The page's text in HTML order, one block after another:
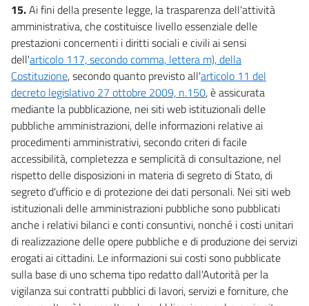
15.Ai fini della presente legge, la trasparenza dell'attività
amministrativa, che costituisce livello essenziale delle
prestazioni concernenti i diritti sociali e civili ai sensi
dell'articolo 117, secondo comma, lettera m), della
Costituzione, secondo quanto previsto all'articolo 11 del
decreto legislativo 27 ottobre 2009, n.150, è assicurata
mediante la pubblicazione, nei siti web istituzionali delle
pubbliche amministrazioni, delle informazioni relative ai
procedimenti amministrativi, secondo criteri di facile
accessibilità, completezza e semplicità di consultazione, nel
rispetto delle disposizioni in materia di segreto di Stato, di
segreto d'ufficio e di protezione dei dati personali. Nei siti web
istituzionali delle amministrazioni pubbliche sono pubblicati
anche i relativi bilanci e conti consuntivi, nonché i costi unitari
di realizzazione delle opere pubbliche e di produzione dei servizi
erogati ai cittadini. Le informazioni sui costi sono pubblicate
sulla base di uno schema tipo redatto dall'Autorità per la
vigilanza sui contratti pubblici di lavori, servizi e forniture, che